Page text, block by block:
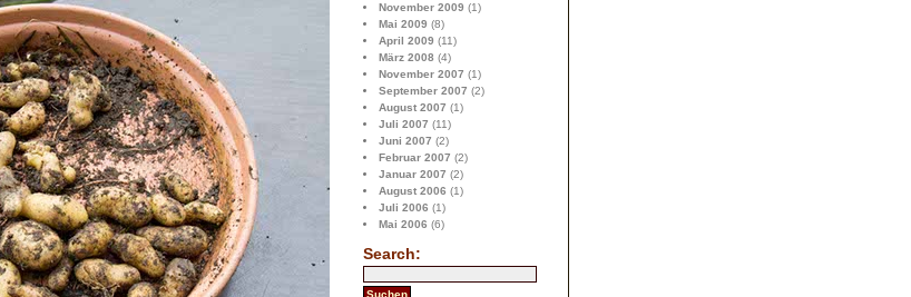
November 2009 (1)
Mai 2009 (8)
April 2009 (11)
März 2008 (4)
November 2007 (1)
September 2007 (2)
August 2007 (1)
Juli 2007 (11)
Juni 2007 (2)
Februar 2007 (2)
Januar 2007 (2)
August 2006 (1)
Juli 2006 (1)
Mai 2006 (6)
Search: